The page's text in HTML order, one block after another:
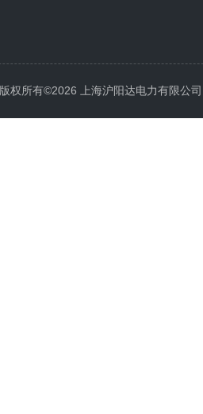
版权所有©2026 上海沪阳达电力有限公